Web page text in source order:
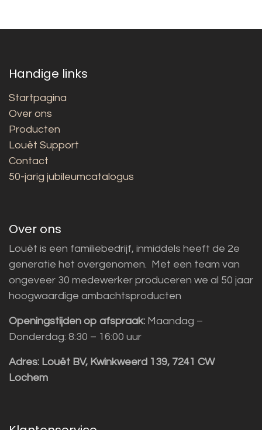
Handige links
Startpagina
Over ons
Producten
Louët Support
Contact
50-jarig jubileumcatalogus
Over ons
Louët is een familiebedrijf, inmiddels heeft de 2e
generatie het overgenomen. Met een team van
ongeveer 30 medewerker produceren we al 50 jaar
hoogwaardige ambachtsproducten
Openingstijden op afspraak: Maandag –
Donderdag: 8:30 – 16:00 uur
Adres: Louët BV, Kwinkweerd 139, 7241 CW
Lochem